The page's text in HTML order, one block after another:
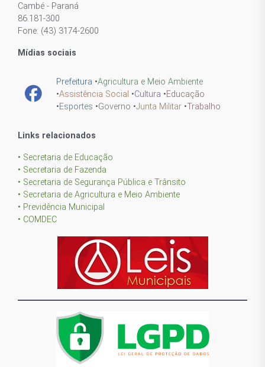
Cambé - Paraná
86.181-300
Fone: (43) 3174-2600
Mídias sociais
Prefeitura •Agricultura e Meio Ambiente
•Assistência Social •Cultura •Educação
•Esportes •Governo •Junta Militar •Trabalho
Links relacionados
• Secretaria de Educação
• Secretaria de Fazenda
• Secretaria de Segurança Pública e Trânsito
• Secretaria de Agricultura e Meio Ambiente
• Previdência Municipal
• COMDEC